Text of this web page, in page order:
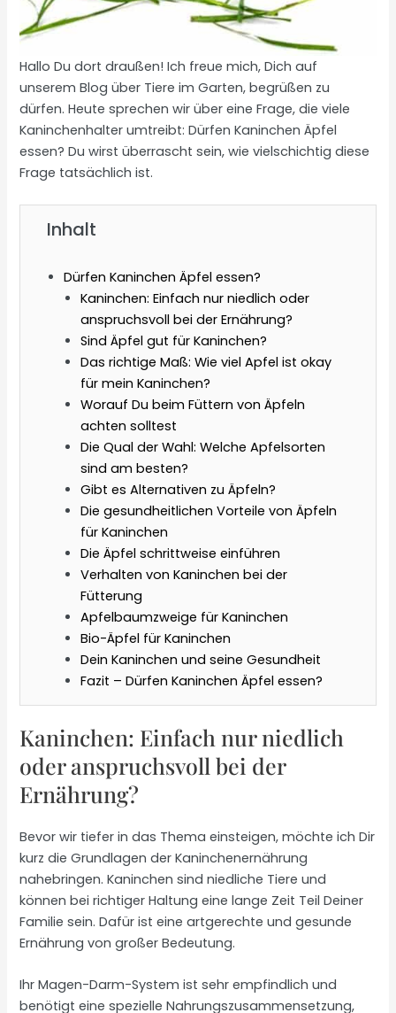
Hallo Du dort draußen! Ich freue mich, Dich auf
unserem Blog über Tiere im Garten, begrüßen zu
dürfen. Heute sprechen wir über eine Frage, die viele
Kaninchenhalter umtreibt: Dürfen Kaninchen Äpfel
essen? Du wirst überrascht sein, wie vielschichtig diese
Frage tatsächlich ist.
Inhalt
Dürfen Kaninchen Äpfel essen?
Kaninchen: Einfach nur niedlich oder
anspruchsvoll bei der Ernährung?
Sind Äpfel gut für Kaninchen?
Das richtige Maß: Wie viel Apfel ist okay
für mein Kaninchen?
Worauf Du beim Füttern von Äpfeln
achten solltest
Die Qual der Wahl: Welche Apfelsorten
sind am besten?
Gibt es Alternativen zu Äpfeln?
Die gesundheitlichen Vorteile von Äpfeln
für Kaninchen
Die Äpfel schrittweise einführen
Verhalten von Kaninchen bei der
Fütterung
Apfelbaumzweige für Kaninchen
Bio-Äpfel für Kaninchen
Dein Kaninchen und seine Gesundheit
Fazit – Dürfen Kaninchen Äpfel essen?
Kaninchen: Einfach nur niedlich
oder anspruchsvoll bei der
Ernährung?
Bevor wir tiefer in das Thema einsteigen, möchte ich Dir
kurz die Grundlagen der Kaninchenernährung
nahebringen. Kaninchen sind niedliche Tiere und
können bei richtiger Haltung eine lange Zeit Teil Deiner
Familie sein. Dafür ist eine artgerechte und gesunde
Ernährung von großer Bedeutung.
Ihr Magen-Darm-System ist sehr empfindlich und
benötigt eine spezielle Nahrungszusammensetzung,